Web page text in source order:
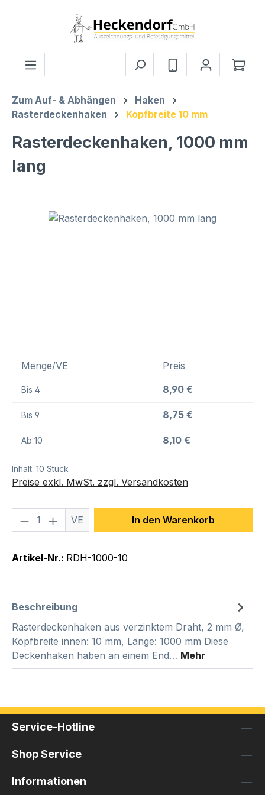
Zum Hauptinhalt springen
Zum Auf- & Abhängen
Haken
Rasterdeckenhaken
Kopfbreite 10 mm
Rasterdeckenhaken, 1000 mm
lang
Bildergalerie überspringen
Menge/VE Preis
Bis 4 8,90 €
Bis 9 8,75 €
Ab 10 8,10 €
Inhalt: 10 Stück
Preise exkl. MwSt. zzgl. Versandkosten
Produkt Anzahl: Gib den
VE In den Warenkorb
Artikel-Nr.: RDH-1000-10
Beschreibung
Rasterdeckenhaken aus verzinktem Draht, 2 mm Ø,
Kopfbreite innen: 10 mm, Länge: 1000 mm Diese
Deckenhaken haben an einem End… Mehr
Service-Hotline
Shop Service
Informationen